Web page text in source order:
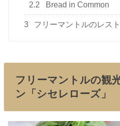
2.2 Bread in Common
3 フリーマントルのレス
フリーマントルの観
ン「シセレローズ」